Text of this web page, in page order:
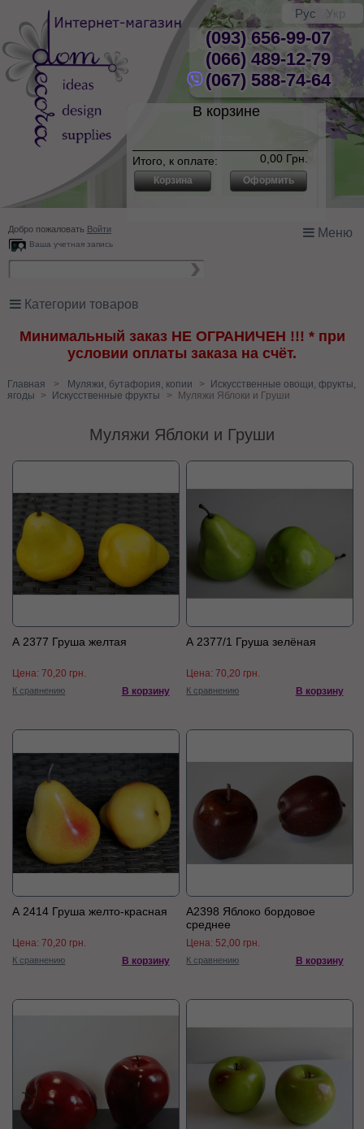
Рус Укр
(093) 656-99-07
(066) 489-12-79
(067) 588-74-64
В корзине
0,00 Грн.
Итого, к оплате:
Корзина Оформить
Добро пожаловать Войти
Ваша учетная запись
Меню
Категории товаров
Минимальный заказ НЕ ОГРАНИЧЕН !!! * при
условии оплаты заказа на счёт.
Главная > Муляжи, бутафория, копии >
Искусственные овощи, фрукты,
ягоды
> Искусственные фрукты > Муляжи Яблоки и Груши
Муляжи Яблоки и Груши
А 2377 Груша желтая
Цена:70,20 грн.
К сравнению В корзину
А 2377/1 Груша зелёная
Цена:70,20 грн.
К сравнению В корзину
А 2414 Груша желто-красная
Цена:70,20 грн.
К сравнению В корзину
А2398 Яблоко бордовое
среднее
Цена:52,00 грн.
К сравнению В корзину